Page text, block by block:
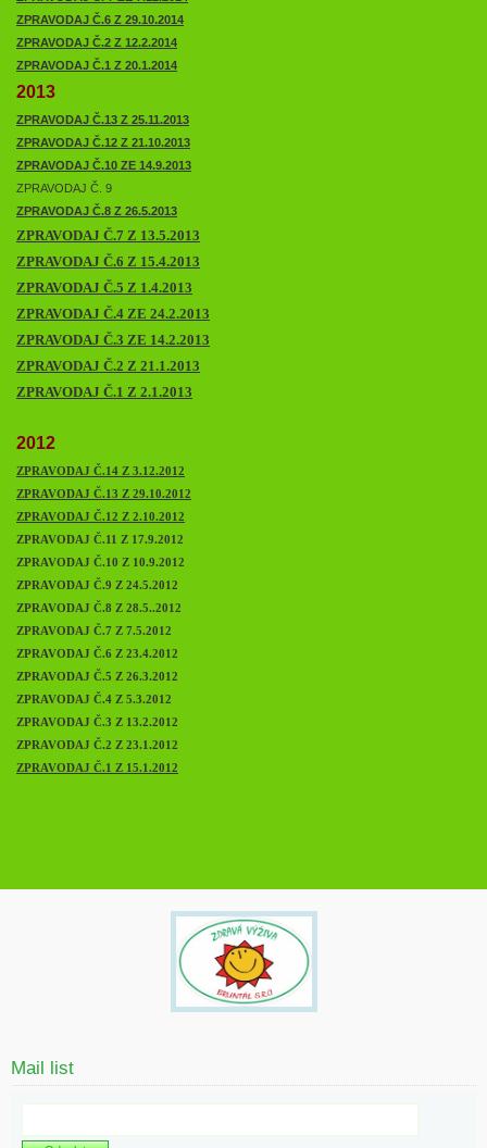
ZPRAVODAJ Č.6 Z 29.10.2014
ZPRAVODAJ Č.2 Z 12.2.2014
ZPRAVODAJ Č.1 Z 20.1.2014
2013
ZPRAVODAJ Č.13 Z 25.11.2013
ZPRAVODAJ Č.12 Z 21.10.2013
ZPRAVODAJ Č.10 ZE 14.9.2013
ZPRAVODAJ Č. 9
ZPRAVODAJ Č.8 Z 26.5.2013
ZPRAVODAJ Č.7 Z 13.5.2013
ZPRAVODAJ Č.6 Z 15.4.2013
ZPRAVODAJ Č.5 Z 1.4.2013
ZPRAVODAJ Č.4 ZE 24.2.2013
ZPRAVODAJ Č.3 ZE 14.2.2013
ZPRAVODAJ Č.2 Z 21.1.2013
ZPRAVODAJ Č.1 Z 2.1.2013
2012
ZPRAVODAJ Č.14 Z 3.12.2012
ZPRAVODAJ Č.13 Z 29.10.2012
ZPRAVODAJ Č.12 Z 2.10.2012
ZPRAVODAJ Č.11 Z 17.9.2012
ZPRAVODAJ Č.10 Z 10.9.2012
ZPRAVODAJ Č.9 Z 24.5.2012
ZPRAVODAJ Č.8 Z 28.5..2012
ZPRAVODAJ Č.7 Z 7.5.2012
ZPRAVODAJ Č.6 Z 23.4.2012
ZPRAVODAJ Č.5 Z 26.3.2012
ZPRAVODAJ Č.4 Z 5.3.2012
ZPRAVODAJ Č.3 Z 13.2.2012
ZPRAVODAJ Č.2 Z 23.1.2012
ZPRAVODAJ Č.1 Z 15.1.2012
Mail list